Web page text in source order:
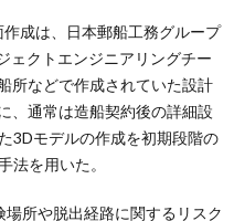
成は、日本郵船工務グループ
ェクトエンジニアリングチー
所などで作成されていた設計
、通常は造船契約後の詳細設
3Dモデルの作成を初期段階の
法を用いた。
所や脱出経路に関するリスク